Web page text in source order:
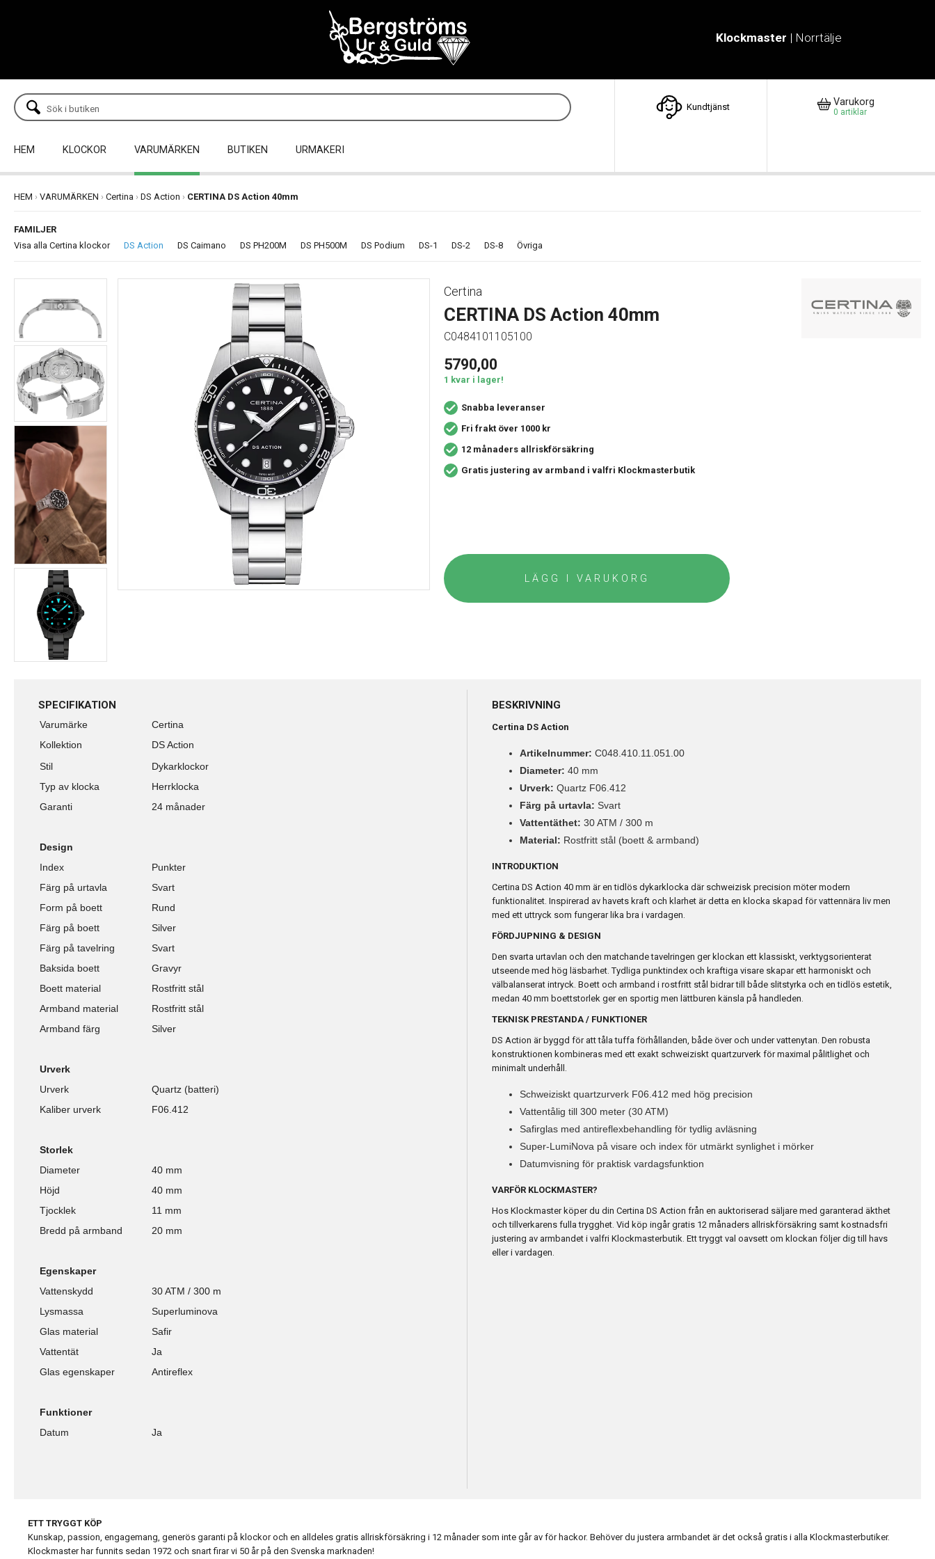
Klockmaster | Norrtälje
Kundtjänst Varukorg
0 artiklar
HEM KLOCKOR VARUMÄRKEN BUTIKEN URMAKERI
HEM › VARUMÄRKEN › Certina › DS Action › CERTINA DS Action 40mm
FAMILJER
Visa alla Certina klockor
DS Action DS Caimano DS PH200M DS PH500M DS Podium DS-1 DS-2 DS-8 Övriga
Certina
CERTINA DS Action 40mm
C0484101105100
5790,00
1 kvar i lager!
Snabba leveranser
Fri frakt över 1000 kr
12 månaders allriskförsäkring
Gratis justering av armband i valfri Klockmasterbutik
LÄGG I VARUKORG
SPECIFIKATION
Varumärke
Certina
Kollektion
DS Action
Stil
Dykarklockor
Typ av klocka
Herrklocka
Garanti
24 månader
Design
Index
Punkter
Färg på urtavla
Svart
Form på boett
Rund
Färg på boett
Silver
Färg på tavelring
Svart
Baksida boett
Gravyr
Boett material
Rostfritt stål
Armband material
Rostfritt stål
Armband färg
Silver
Urverk
Urverk
Quartz (batteri)
Kaliber urverk
F06.412
Storlek
Diameter
40 mm
Höjd
40 mm
Tjocklek
11 mm
Bredd på armband
20 mm
Egenskaper
Vattenskydd
30 ATM / 300 m
Lysmassa
Superluminova
Glas material
Safir
Vattentät
Ja
Glas egenskaper
Antireflex
Funktioner
Datum
Ja
BESKRIVNING
Certina DS Action
Artikelnummer: C048.410.11.051.00
Diameter: 40 mm
Urverk: Quartz F06.412
Färg på urtavla: Svart
Vattentäthet: 30 ATM / 300 m
Material: Rostfritt stål (boett & armband)
INTRODUKTION
Certina DS Action 40 mm är en tidlös dykarklocka där schweizisk precision möter modern
funktionalitet. Inspirerad av havets kraft och klarhet är detta en klocka skapad för vattennära liv men
med ett uttryck som fungerar lika bra i vardagen.
FÖRDJUPNING & DESIGN
Den svarta urtavlan och den matchande tavelringen ger klockan ett klassiskt, verktygsorienterat
utseende med hög läsbarhet. Tydliga punktindex och kraftiga visare skapar ett harmoniskt och
välbalanserat intryck. Boett och armband i rostfritt stål bidrar till både slitstyrka och en tidlös estetik,
medan 40 mm boettstorlek ger en sportig men lättburen känsla på handleden.
TEKNISK PRESTANDA / FUNKTIONER
DS Action är byggd för att tåla tuffa förhållanden, både över och under vattenytan. Den robusta
konstruktionen kombineras med ett exakt schweiziskt quartzurverk för maximal pålitlighet och
minimalt underhåll.
Schweiziskt quartzurverk F06.412 med hög precision
Vattentålig till 300 meter (30 ATM)
Safirglas med antireflexbehandling för tydlig avläsning
Super-LumiNova på visare och index för utmärkt synlighet i mörker
Datumvisning för praktisk vardagsfunktion
VARFÖR KLOCKMASTER?
Hos Klockmaster köper du din Certina DS Action från en auktoriserad säljare med garanterad äkthet
och tillverkarens fulla trygghet. Vid köp ingår gratis 12 månaders allriskförsäkring samt kostnadsfri
justering av armbandet i valfri Klockmasterbutik. Ett tryggt val oavsett om klockan följer dig till havs
eller i vardagen.
ETT TRYGGT KÖP
Kunskap, passion, engagemang, generös garanti på klockor och en alldeles gratis allriskförsäkring i 12 månader som inte går av för hackor. Behöver du justera armbandet är det också gratis i alla Klockmasterbutiker.
Klockmaster har funnits sedan 1972 och snart firar vi 50 år på den Svenska marknaden!